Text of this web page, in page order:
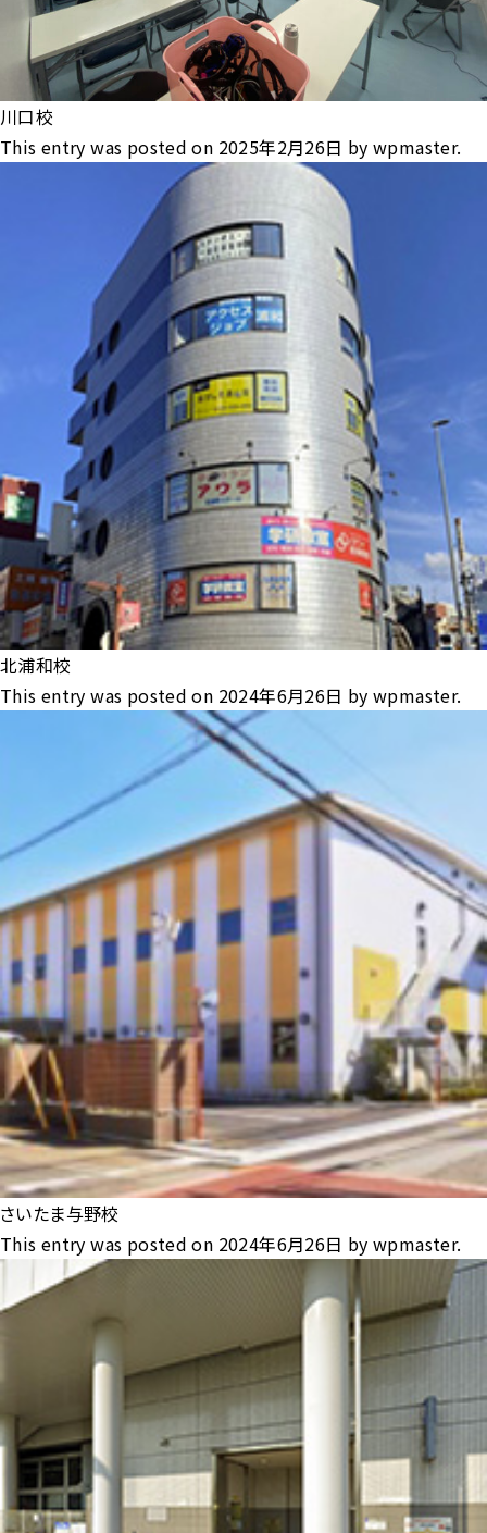
川口校
This entry was posted on 2025年2月26日 by wpmaster.
北浦和校
This entry was posted on 2024年6月26日 by wpmaster.
さいたま与野校
This entry was posted on 2024年6月26日 by wpmaster.